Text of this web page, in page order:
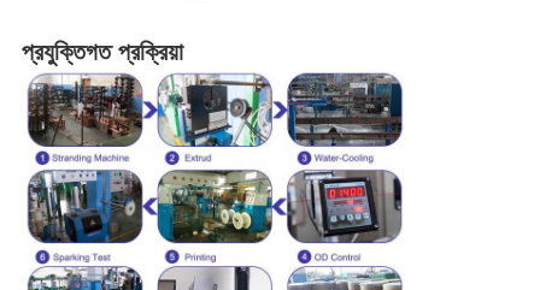
প্রযুক্তিগত প্রক্রিয়া